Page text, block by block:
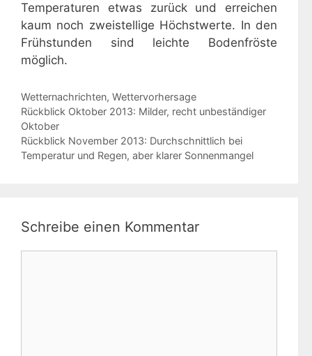
Temperaturen etwas zurück und erreichen
kaum noch zweistellige Höchstwerte. In den
Frühstunden sind leichte Bodenfröste
möglich.
Kategorien
Wetternachrichten, Wettervorhersage
Rückblick Oktober 2013: Milder, recht unbeständiger
Oktober
Rückblick November 2013: Durchschnittlich bei
Temperatur und Regen, aber klarer Sonnenmangel
Schreibe einen Kommentar